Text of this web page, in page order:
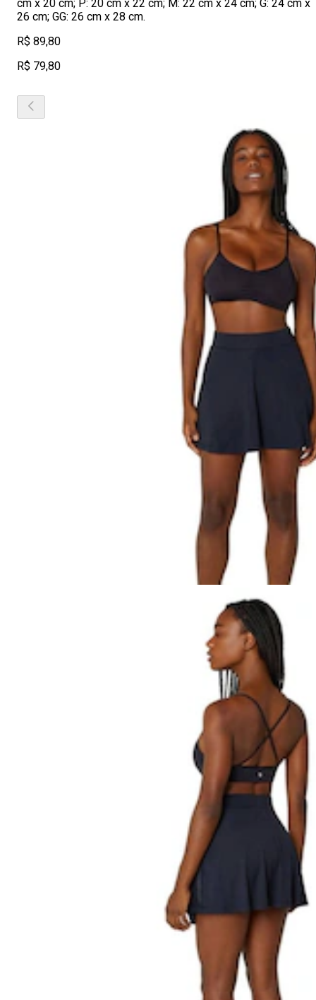
cm x 20 cm; P: 20 cm x 22 cm; M: 22 cm x 24 cm; G: 24 cm x
26 cm; GG: 26 cm x 28 cm.
R$ 89,80
R$ 79,80